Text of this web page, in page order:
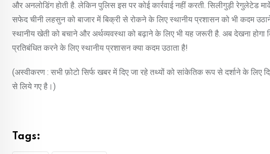
और अनलोडिंग होती है. लेकिन पुलिस इस पर कोई कार्रवाई नहीं करती. सिलीगुड़ी
सफेद चीनी लहसुन को बाजार में बिक्री से रोकने के लिए स्थानीय प्रशासन को भी कदम
स्थानीय खेती को बचाने और अर्थव्यवस्था को बढ़ाने के लिए भी यह जरूरी है. अब देखना
प्रतिबंधित करने के लिए स्थानीय प्रशासन क्या कदम उठाता है!
(अस्वीकरण : सभी फ़ोटो सिर्फ खबर में दिए जा रहे तथ्यों को सांकेतिक रूप से दर्शाने के
से लिये गए है।)
Tags: